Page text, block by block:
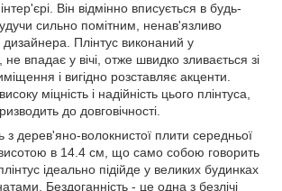
Він відмінно вписується в будь-
сильно помітним, ненав'язливо
Плінтус виконаний у
впадає у вічі, отже швидко зливається зі
і вигідно розставляє акценти.
міцність і надійність цього плінтуса,
до довговічності.
дерев'яно-волокнистої плити середньої
в 14.4 см, що само собою говорить
ідеально підійде у великих будинках
Бездоганність - це одна з безлічі